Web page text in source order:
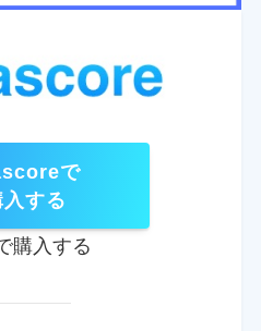
で
入する
購入する